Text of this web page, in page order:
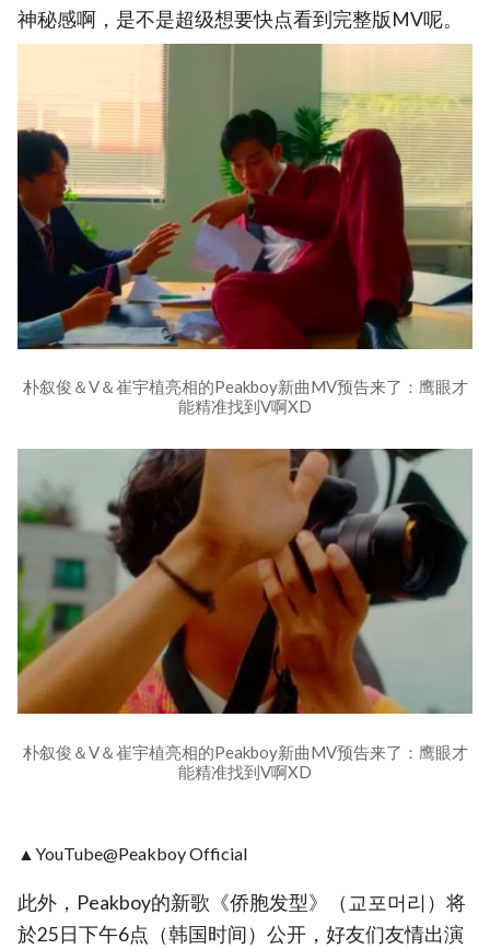
神秘感啊，是不是超级想要快点看到完整版MV呢。
朴叙俊＆V＆崔宇植亮相的Peakboy新曲MV预告来了：鹰眼才
能精准找到V啊XD
朴叙俊＆V＆崔宇植亮相的Peakboy新曲MV预告来了：鹰眼才
能精准找到V啊XD
▲YouTube@Peakboy Official
此外，Peakboy的新歌《侨胞发型》（교포머리）将
於25日下午6点（韩国时间）公开，好友们友情出演